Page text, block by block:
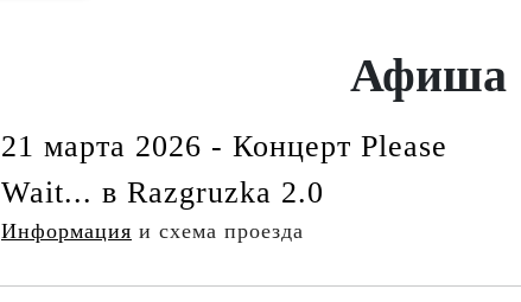
Афиша
21 марта 2026 - Концерт Please
Wait... в Razgruzka 2.0
Информация и схема проезда